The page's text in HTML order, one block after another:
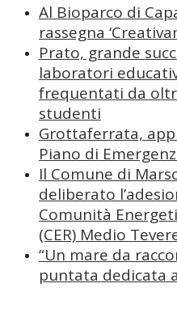
Al Bioparco di
rassegna
Prato, grande
laboratori
frequentati da
studenti
Grottaferrata,
Piano di
Il Comune di
deliberato
Comunità
(CER) Medio
“Un mare da
puntata dedicata